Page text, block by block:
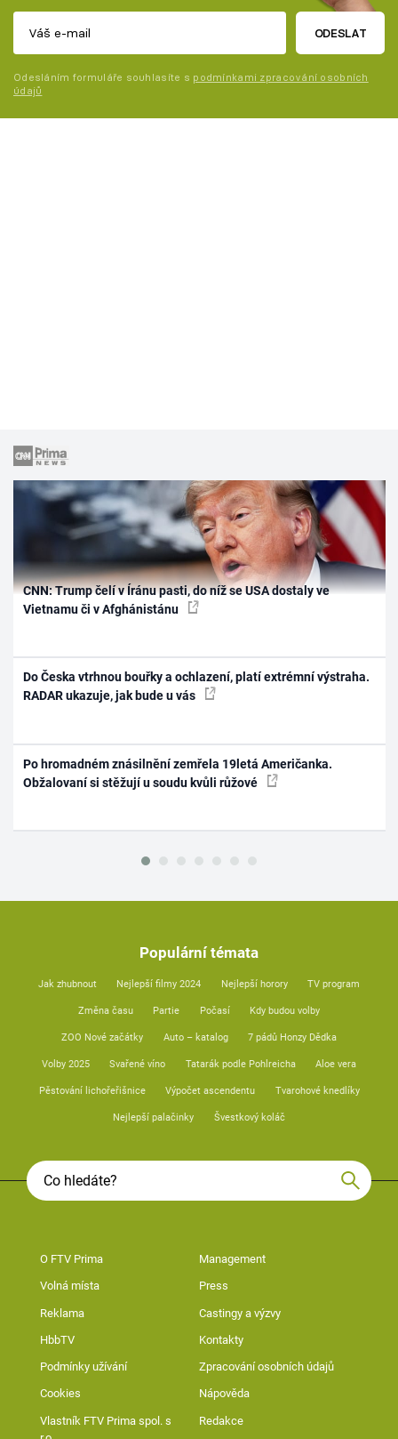
ODESLAT
Odesláním formuláře souhlasíte s podmínkami zpracování osobních
údajů
CNN: Trump čelí v Íránu pasti, do níž se USA dostaly ve
Vietnamu či v Afghánistánu
Do Česka vtrhnou bouřky a ochlazení, platí extrémní výstraha.
RADAR ukazuje, jak bude u vás
Po hromadném znásilnění zemřela 19letá Američanka.
Obžalovaní si stěžují u soudu kvůli růžové
Populární témata
Jak zhubnout Nejlepší filmy 2024 Nejlepší horory TV program
Změna času Partie Počasí Kdy budou volby
ZOO Nové začátky Auto – katalog 7 pádů Honzy Dědka
Volby 2025 Svařené víno Tatarák podle Pohlreicha Aloe vera
Pěstování lichořeřišnice Výpočet ascendentu Tvarohové knedlíky
Nejlepší palačinky Švestkový koláč
O FTV Prima Management
Volná místa Press
Reklama Castingy a výzvy
HbbTV Kontakty
Podmínky užívání Zpracování osobních údajů
Cookies Nápověda
Vlastník FTV Prima spol. s
Redakce